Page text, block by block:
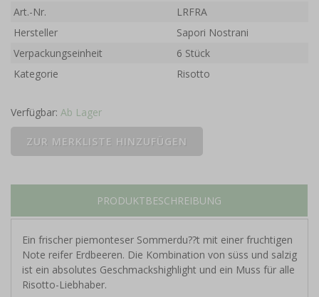
Art.-Nr.
LRFRA
Hersteller
Sapori Nostrani
Verpackungseinheit
6 Stück
Kategorie
Risotto
Verfügbar: Ab Lager
PRODUKTBESCHREIBUNG
Ein frischer piemonteser Sommerdu??t mit einer fruchtigen
Note reifer Erdbeeren. Die Kombination von süss und salzig
ist ein absolutes Geschmackshighlight und ein Muss für alle
Risotto-Liebhaber.